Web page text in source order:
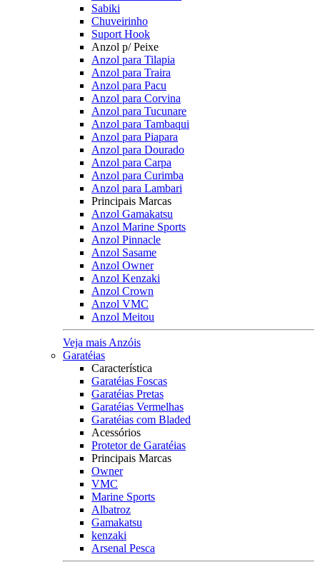
Sabiki
Chuveirinho
Suport Hook
Anzol p/ Peixe
Anzol para Tilapia
Anzol para Traira
Anzol para Pacu
Anzol para Corvina
Anzol para Tucunare
Anzol para Tambaqui
Anzol para Piapara
Anzol para Dourado
Anzol para Carpa
Anzol para Curimba
Anzol para Lambari
Principais Marcas
Anzol Gamakatsu
Anzol Marine Sports
Anzol Pinnacle
Anzol Sasame
Anzol Owner
Anzol Kenzaki
Anzol Crown
Anzol VMC
Anzol Meitou
Veja mais Anzóis
Garatéias
Característica
Garatéias Foscas
Garatéias Pretas
Garatéias Vermelhas
Garatéias com Bladed
Acessórios
Protetor de Garatéias
Principais Marcas
Owner
VMC
Marine Sports
Albatroz
Gamakatsu
kenzaki
Arsenal Pesca